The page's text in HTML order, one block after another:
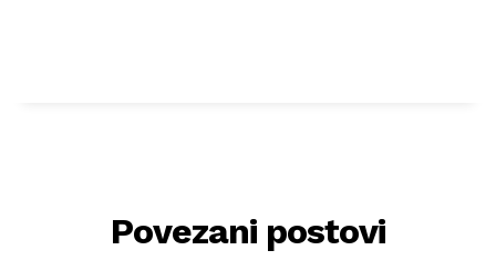
Povezani postovi